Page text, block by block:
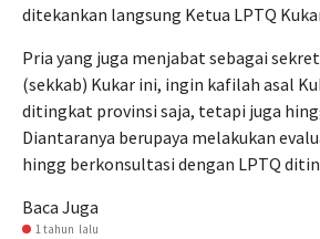
ditekankan langsung Ketua LPTQ
Pria yang juga menjabat sebagai
(sekkab) Kukar ini, ingin kafilah asal
ditingkat provinsi saja, tetapi juga
Diantaranya berupaya melakukan
hingg berkonsultasi dengan LPTQ
Baca Juga
1 tahun lalu